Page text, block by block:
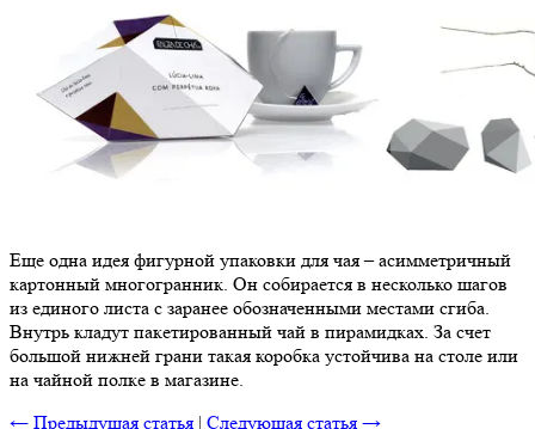
Еще одна идея фигурной упаковки для чая – асимметричный
картонный многогранник. Он собирается в несколько шагов
из единого листа с заранее обозначенными местами сгиба.
Внутрь кладут пакетированный чай в пирамидках. За счет
большой нижней грани такая коробка устойчива на столе или
на чайной полке в магазине.
← Предыдущая статья | Следующая статья →